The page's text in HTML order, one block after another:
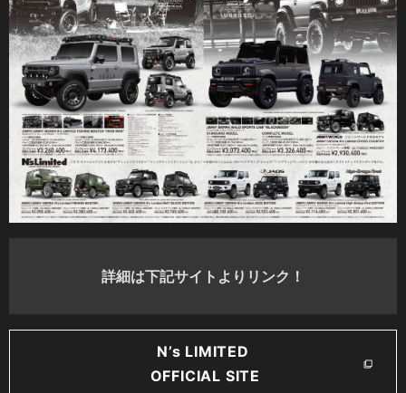
詳細は下記サイトよりリンク！
N’s LIMITED
OFFICIAL SITE